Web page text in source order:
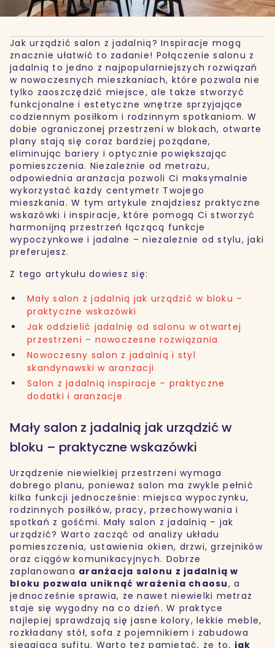
Jak urządzić salon z jadalnią? Inspiracje mogą
znacznie ułatwić to zadanie! Połączenie salonu z
jadalnią to jedno z najpopularniejszych rozwiązań
w nowoczesnych mieszkaniach, które pozwala nie
tylko zaoszczędzić miejsce, ale także stworzyć
funkcjonalne i estetyczne wnętrze sprzyjające
codziennym posiłkom i rodzinnym spotkaniom. W
dobie ograniczonej przestrzeni w blokach, otwarte
plany stają się coraz bardziej pożądane,
eliminując bariery i optycznie powiększając
pomieszczenia. Niezależnie od metrażu,
odpowiednia aranżacja pozwoli Ci maksymalnie
wykorzystać każdy centymetr Twojego
mieszkania. W tym artykule znajdziesz praktyczne
wskazówki i inspiracje, które pomogą Ci stworzyć
harmonijną przestrzeń łączącą funkcje
wypoczynkowe i jadalne – niezależnie od stylu, jaki
preferujesz.
Z tego artykułu dowiesz się:
Mały salon z jadalnią jak urządzić w bloku –
praktyczne wskazówki
Jak oddzielić jadalnię od salonu w otwartej
przestrzeni – nowoczesne rozwiązania
Nowoczesny salon z jadalnią i styl
skandynawski w aranżacji
Salon z jadalnią inspiracje – praktyczne
dodatki i aranżacje
Mały salon z jadalnią jak urządzić w
bloku – praktyczne wskazówki
Urządzenie niewielkiej przestrzeni wymaga
dobrego planu, ponieważ salon ma zwykle pełnić
kilka funkcji jednocześnie: miejsca wypoczynku,
rodzinnych posiłków, pracy, przechowywania i
spotkań z gośćmi. Mały salon z jadalnią – jak
urządzić? Warto zacząć od analizy układu
pomieszczenia, ustawienia okien, drzwi, grzejników
oraz ciągów komunikacyjnych. Dobrze
zaplanowana aranżacja salonu z jadalnią w
bloku pozwala uniknąć wrażenia chaosu, a
jednocześnie sprawia, że nawet niewielki metraż
staje się wygodny na co dzień. W praktyce
najlepiej sprawdzają się jasne kolory, lekkie meble,
rozkładany stół, sofa z pojemnikiem i zabudowa
sięgająca sufitu. Warto też pamiętać, że to, jak